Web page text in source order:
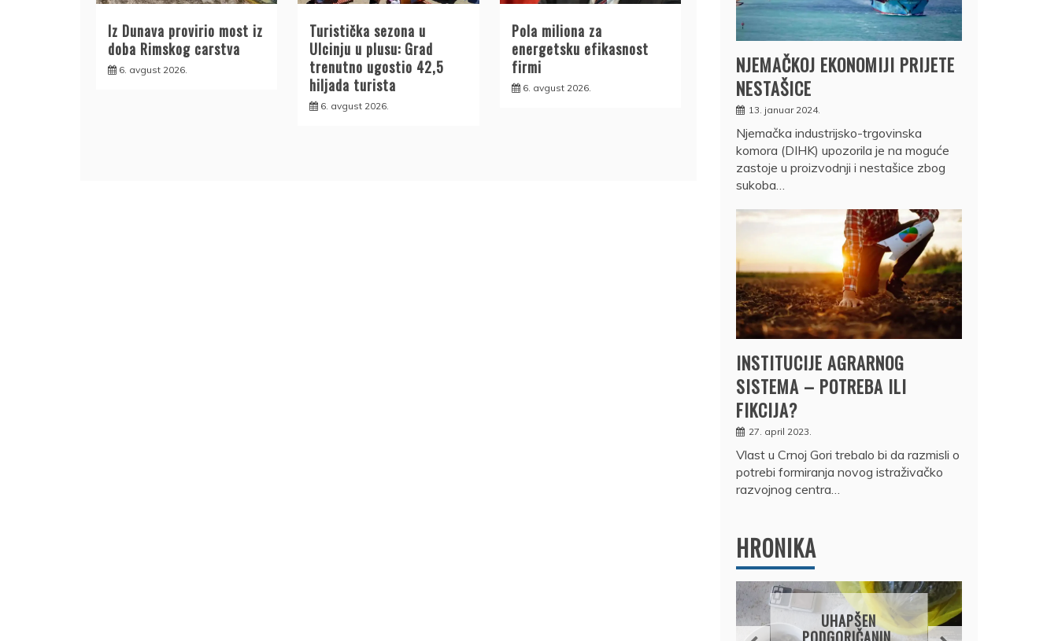
Iz Dunava provirio most iz
doba Rimskog carstva
6. avgust 2026.
Turistička sezona u
Ulcinju u plusu: Grad
trenutno ugostio 42,5
hiljada turista
6. avgust 2026.
Pola miliona za
energetsku efikasnost
firmi
6. avgust 2026.
NJEMAČKOJ EKONOMIJI PRIJETE
NESTAŠICE
13. januar 2024.
Njemačka industrijsko-trgovinska
komora (DIHK) upozorila je na moguće
zastoje u proizvodnji i nestašice zbog
sukoba…
INSTITUCIJE AGRARNOG
SISTEMA – POTREBA ILI
FIKCIJA?
27. april 2023.
Vlast u Crnoj Gori trebalo bi da razmisli o
potrebi formiranja novog istraživačko
razvojnog centra…
HRONIKA
UHAPŠEN